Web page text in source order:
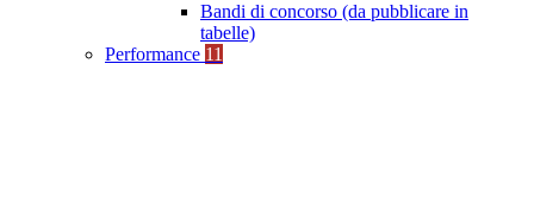
Bandi di concorso (da pubblicare in
tabelle)
Performance 11